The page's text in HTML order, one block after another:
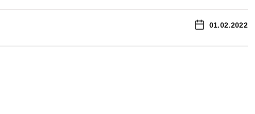
01.02.2022